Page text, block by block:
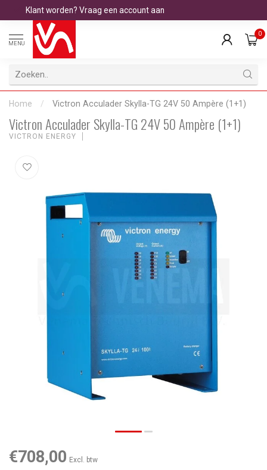
Klant worden? Vraag een account aan
MENU
0
Home / Victron Acculader Skylla-TG 24V 50 Ampère (1+1)
Victron Acculader Skylla-TG 24V 50 Ampère (1+1)
VICTRON ENERGY
€708,00 Excl. btw